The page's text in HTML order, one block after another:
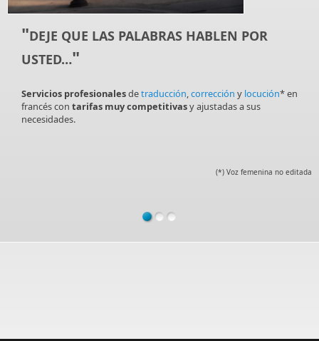
"DEJE QUE LAS PALABRAS HABLEN POR
USTED…"
Servicios profesionalesdetraducción,corrección y locución* en
francés con tarifas muy competitivasy ajustadas a sus
necesidades.
(*) Voz femenina no editada